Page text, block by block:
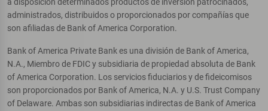
a disposición determinados productos de inversión patrocinados,
administrados, distribuidos o proporcionados por compañías que
son afiliadas de Bank of America Corporation.
Bank of America Private Bank es una división de Bank of America,
N.A., Miembro de FDIC y subsidiaria de propiedad absoluta de Bank
of America Corporation. Los servicios fiduciarios y de fideicomisos
son proporcionados por Bank of America, N.A. y U.S. Trust Company
of Delaware. Ambas son subsidiarias indirectas de Bank of America